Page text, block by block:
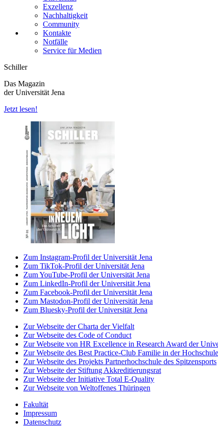
Exzellenz
Nachhaltigkeit
Community
Kontakte
Notfälle
Service für Medien
Schiller
Das Magazin
der Universität Jena
Jetzt lesen!
Zum Instagram-Profil der Universität Jena
Zum TikTok-Profil der Universität Jena
Zum YouTube-Profil der Universität Jena
Zum LinkedIn-Profil der Universität Jena
Zum Facebook-Profil der Universität Jena
Zum Mastodon-Profil der Universität Jena
Zum Bluesky-Profil der Universität Jena
Zur Webseite der Charta der Vielfalt
Zur Webseite des Code of Conduct
Zur Webseite von HR Excellence in Research Award der
Zur Webseite des Best Practice-Club Familie in der Hochschule
Zur Webseite des Projekts Partnerhochschule des Spitzensports
Zur Webseite der Stiftung Akkreditierungsrat
Zur Webseite der Initiative Total E-Quality
Zur Webseite von Weltoffenes Thüringen
Fakultät
Impressum
Datenschutz